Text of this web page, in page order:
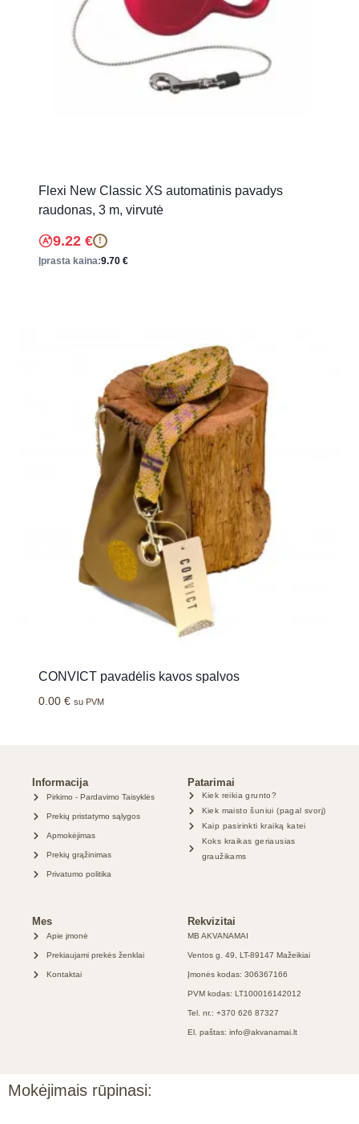
Flexi New Classic XS automatinis pavadys
raudonas, 3 m, virvutė
9.22 € !
Įprasta kaina:9.70 €
CONVICT pavadėlis kavos spalvos
0.00 € su PVM
Informacija
Pirkimo - Pardavimo Taisyklės
Prekių pristatymo sąlygos
Apmokėjimas
Prekių grąžinimas
Privatumo politika
Patarimai
Kiek reikia grunto?
Kiek maisto šuniui (pagal svorį)
Kaip pasirinkti kraiką katei
Koks kraikas geriausias
graužikams
Mes
Apie įmonė
Prekiaujami prekės ženklai
Kontaktai
Rekvizitai
MB AKVANAMAI
Ventos g. 49, LT-89147 Mažeikiai
Įmonės kodas: 306367166
PVM kodas: LT100016142012
Tel. nr.: +370 626 87327
El. paštas: info@akvanamai.lt
Mokėjimais rūpinasi: